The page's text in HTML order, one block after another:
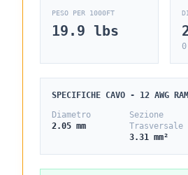
PESO PER 1000FT
19.9 lbs
SPECIFICHE CAVO - 12 AWG
Diametro
2.05 mm
Sezione
Trasversale
3.31 mm²